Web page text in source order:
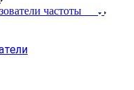
частоты